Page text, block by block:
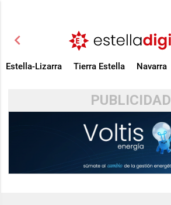
chevron_left
Estella-Lizarra Tierra Estella Navarra
PUBLICIDAD